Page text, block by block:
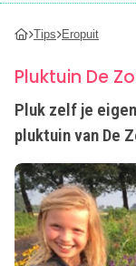
Tips Eropuit
Pluktuin De
Pluk zelf je
pluktuin van De